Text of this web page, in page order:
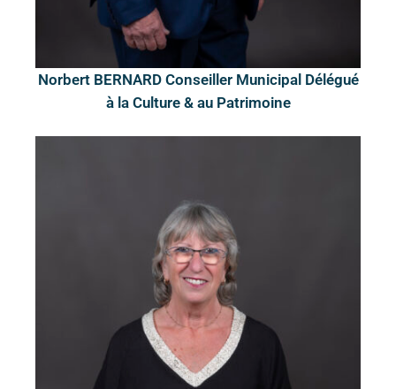
Norbert BERNARD Conseiller Municipal Délégué
à la Culture & au Patrimoine